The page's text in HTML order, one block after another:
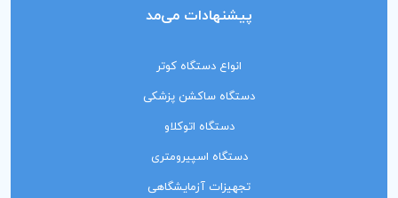
پیشنهادات می‌مد
انواع دستگاه کوتر
دستگاه ساکشن پزشکی
دستگاه اتوکلاو
دستگاه اسپیرومتری
تجهیزات آزمایشگاهی